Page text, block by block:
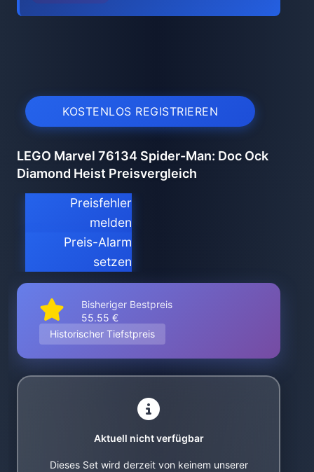
KOSTENLOS REGISTRIEREN
LEGO Marvel 76134 Spider-Man: Doc Ock
Diamond Heist Preisvergleich
Preisfehler
melden
Preis-Alarm
setzen
Bisheriger Bestpreis
55.55 €
Historischer Tiefstpreis
Aktuell nicht verfügbar
Dieses Set wird derzeit von keinem unserer